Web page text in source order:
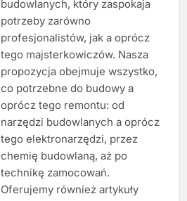
budowlanych, który zaspokaja
potrzeby zarówno
profesjonalistów, jak a oprócz
tego majsterkowiczów. Nasza
propozycja obejmuje wszystko,
co potrzebne do budowy a
oprócz tego remontu: od
narzędzi budowlanych a oprócz
tego elektronarzędzi, przez
chemię budowlaną, aż po
technikę zamocowań.
Oferujemy również artykuły